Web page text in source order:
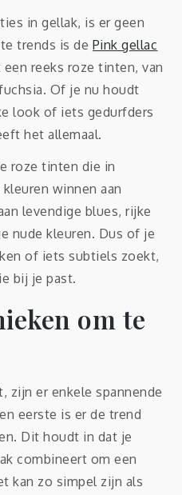
in gellak, is er geen
trends is de Pink gellac
reeks roze tinten, van
Of je nu houdt
look of iets gedurfders
het allemaal.
roze tinten die in
winnen aan
levendige blues, rijke
nude kleuren. Dus of je
of iets subtiels zoekt,
bij je past.
om te
zijn er enkele spannende
eerste is er de trend
Dit houdt in dat je
combineert om een
kan zo simpel zijn als